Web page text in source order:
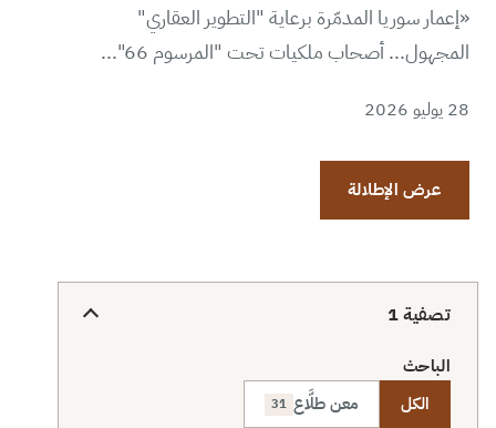
«إعمار سوريا المدمّرة برعاية "التطوير العقاري"
المجهول... أصحاب ملكيات تحت "المرسوم 66"...
28 يوليو 2026
عرض الإطلالة
تصفية1
الباحث
الكل
معن طلَّاع 31